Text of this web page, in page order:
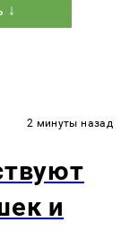
↓
2 минуты назад
и